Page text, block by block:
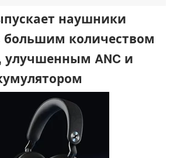
наушники
большим количеством
ANC и